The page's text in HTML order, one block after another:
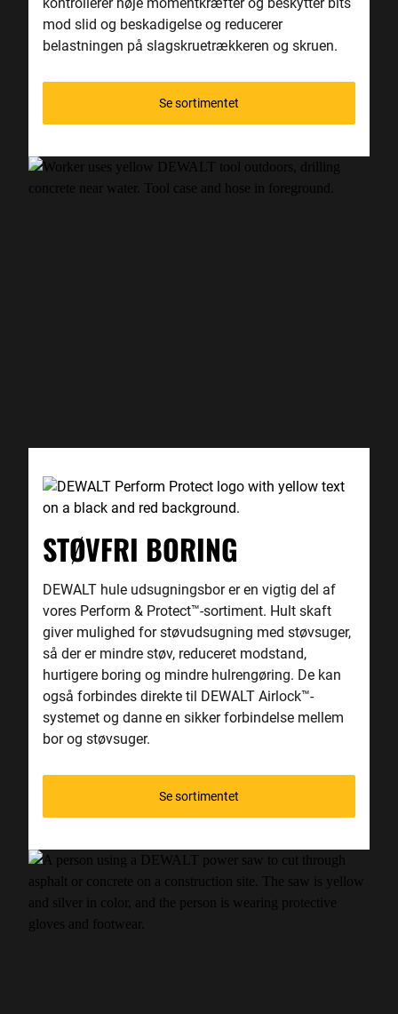
mod slid og beskadigelse og reducerer
belastningen på slagskruetrækkeren og skruen.
Se sortimentet
STØVFRI BORING
DEWALT hule udsugningsbor er en vigtig del af
vores Perform & Protect™-sortiment. Hult skaft
giver mulighed for støvudsugning med støvsuger,
så der er mindre støv, reduceret modstand,
hurtigere boring og mindre hulrengøring. De kan
også forbindes direkte til DEWALT Airlock™-
systemet og danne en sikker forbindelse mellem
bor og støvsuger.
Se sortimentet